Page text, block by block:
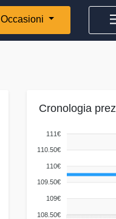
Occasioni
Cronologia
111€
110.50€
110€
109.50€
109€
108.50€